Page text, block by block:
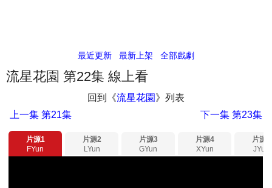
最近更新 最新上架 全部戲劇
流星花園 第22集 線上看
回到《流星花園 》列表
上一集 第21集 下一集第23集
片源1
FYun
片源2
LYun
片源3
GYun
片源4
XYun
片源5
JYun